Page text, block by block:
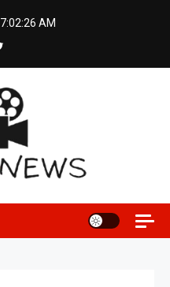
7:02:27 AM